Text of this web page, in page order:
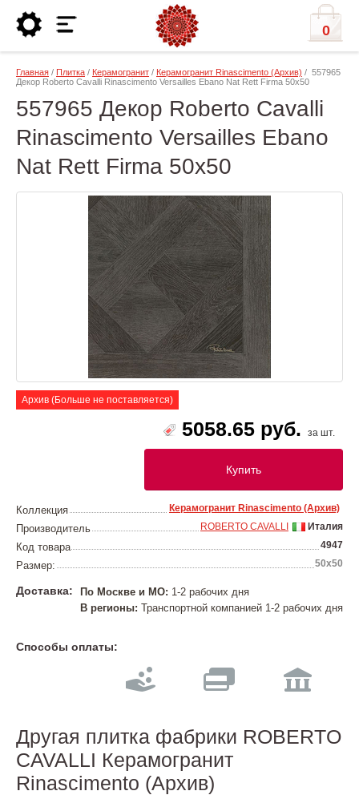
0
Главная / Плитка / Керамогранит / Керамогранит Rinascimento (Архив) / 557965
Декор Roberto Cavalli Rinascimento Versailles Ebano Nat Rett Firma 50x50
557965 Декор Roberto Cavalli
Rinascimento Versailles Ebano
Nat Rett Firma 50x50
Архив (Больше не поставляется)
5058.65 руб. за шт.
Купить
Коллекция Керамогранит Rinascimento (Архив)
Производитель Италия
ROBERTO CAVALLI
Код товара 4947
Размер: 50x50
Доставка: По Москве и МО: 1-2 рабочих дня
В регионы: Транспортной компанией 1-2 рабочих дня
Способы оплаты:
Другая плитка фабрики ROBERTO
CAVALLI Керамогранит
Rinascimento (Архив)